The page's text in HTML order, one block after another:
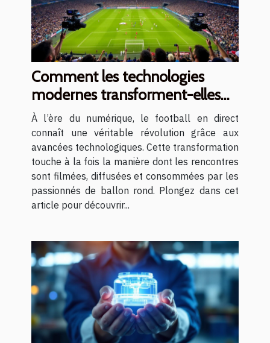
Comment les technologies
modernes transforment-elles
les diffusions de football en
direct ?
À l’ère du numérique, le football en direct
connaît une véritable révolution grâce aux
avancées technologiques. Cette transformation
touche à la fois la manière dont les rencontres
sont filmées, diffusées et consommées par les
passionnés de ballon rond. Plongez dans cet
article pour découvrir...